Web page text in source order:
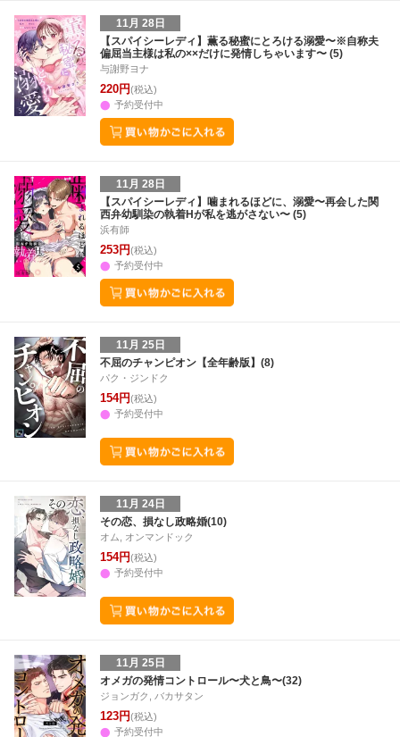
11月 28日
【スパイシーレディ】薫る秘蜜にとろける溺愛〜※自称夫
偏屈当主様は私の××だけに発情しちゃいます〜 (5)
与謝野ヨナ
220円(税込)
予約受付中
11月 28日
【スパイシーレディ】噛まれるほどに、溺愛〜再会した関
西弁幼馴染の執着Hが私を逃がさない〜 (5)
浜有師
253円(税込)
予約受付中
11月 25日
不屈のチャンピオン【全年齢版】(8)
パク・ジンドク
154円(税込)
予約受付中
11月 24日
その恋、損なし政略婚(10)
オム, オンマンドック
154円(税込)
予約受付中
11月 25日
オメガの発情コントロール〜犬と鳥〜(32)
ジョンガク, バカサタン
123円(税込)
予約受付中